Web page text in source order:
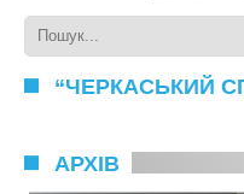
“ЧЕРКАСЬКИЙ
АРХІВ